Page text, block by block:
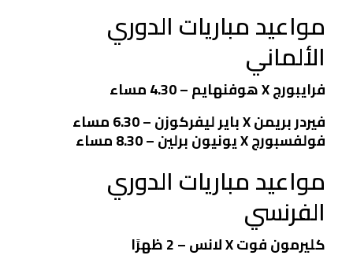
مواعيد مباريات الدوري
الألماني
فرايبورج X هوفنهايم – 4.30 مساء
فيردر بريمن X باير ليفركوزن – 6.30 مساء
فولفسبورج X يونيون برلين – 8.30 مساء
مواعيد مباريات الدوري
الفرنسي
كليرمون فوت X لانس – 2 ظهرًا